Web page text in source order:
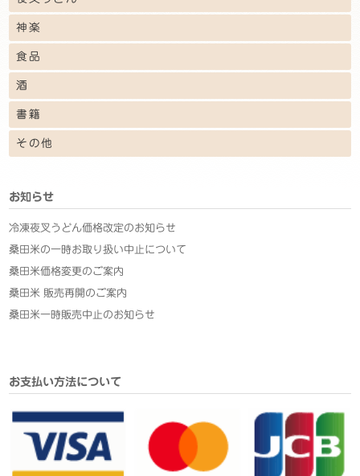
神楽
食品
酒
書籍
その他
お知らせ
冷凍夜叉うどん価格改定のお知らせ
桑田米の一時お取り扱い中止について
桑田米価格変更のご案内
桑田米 販売再開のご案内
桑田米一時販売中止のお知らせ
お支払い方法について